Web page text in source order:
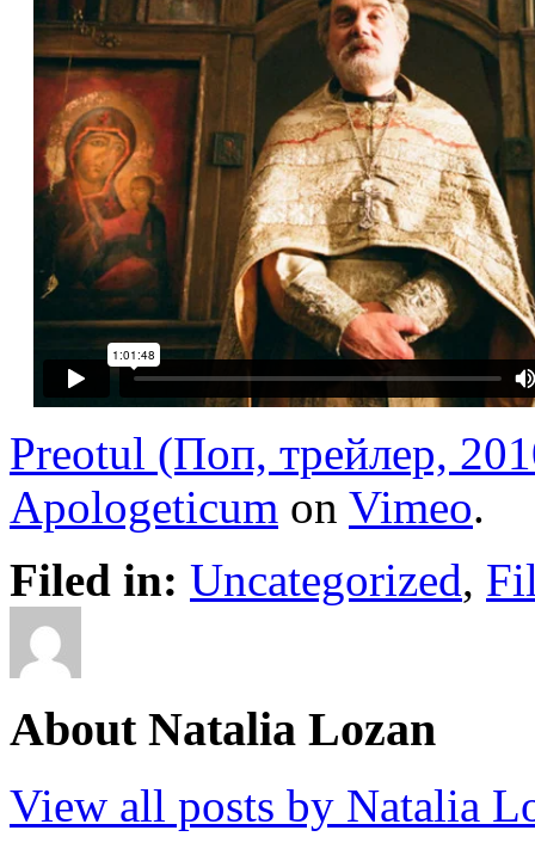
Preotul (Поп, трейлер,
Apologeticum on Vimeo.
Filed in: Uncategorized,
About Natalia Lozan
View all posts by Natalia